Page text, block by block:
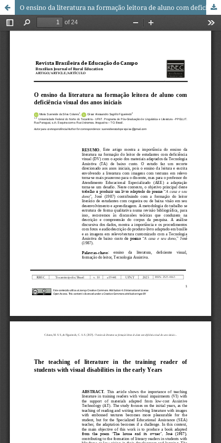
O ensino da literatura na formação leitora de aluno com deficiência visual dos anos iniciais